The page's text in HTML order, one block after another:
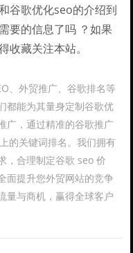
谷歌优化seo的介绍到
要的信息了吗 ？如果
收藏关注本站。
、外贸推广、谷歌排名等
都能为其量身定制谷歌优
广，通过精准的谷歌推广
的关键词排名。我们拥有
，合理制定谷歌 seo 价
面提升您外贸网站的竞争
量与商机，赢得全球客户